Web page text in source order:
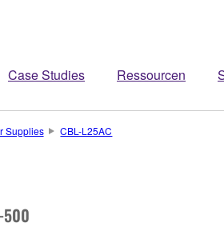
Case Studies Ressourcen
Supplies CBL-L25AC
500